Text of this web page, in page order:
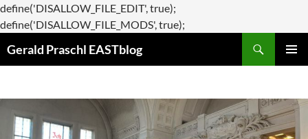
define('DISALLOW_FILE_EDIT', true);
define('DISALLOW_FILE_MODS', true);
Gerald Praschl EASTblog